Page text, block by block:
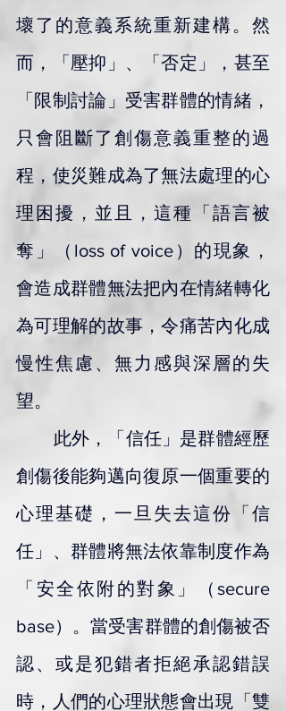
壞了的意義系統重新建構。然
而，「壓抑」、「否定」，甚至
「限制討論」受害群體的情緒，
只會阻斷了創傷意義重整的過
程，使災難成為了無法處理的心
理困擾，並且，這種「語言被
奪」（loss of voice）的現象，
會造成群體無法把內在情緒轉化
為可理解的故事，令痛苦內化成
慢性焦慮、無力感與深層的失
望。
此外，「信任」是群體經歷
創傷後能夠邁向復原一個重要的
心理基礎，一旦失去這份「信
任」、群體將無法依靠制度作為
「安全依附的對象」（secure
base）。當受害群體的創傷被否
認、或是犯錯者拒絕承認錯誤
時，人們的心理狀態會出現「雙